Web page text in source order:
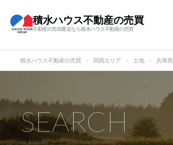
積水ハウス不動産の売買
不動産の売却査定なら積水ハウス不動産の売買
積水ハウス不動産の売買 関西エリア 土地 兵庫県
SEARCH